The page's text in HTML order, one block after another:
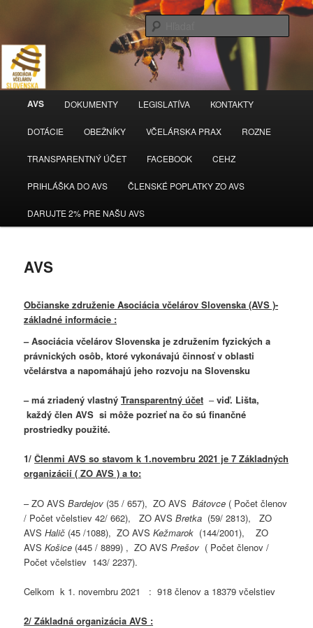
AVS
Preskočiť
na
primárny
AVS DOKUMENTY LEGISLATÍVA KONTAKTY
DOTÁCIE OBEŽNÍKY VČELÁRSKA PRAX ROZNE
TRANSPARENTNÝ ÚČET FACEBOOK CEHZ
PRIHLÁŠKA DO AVS ČLENSKÉ POPLATKY ZO AVS
DARUJTE 2% PRE NAŠU AVS
AVS
Občianske združenie Asociácia včelárov Slovenska (AVS )-
základné informácie :
–Asociácia včelárov Slovenska je združením fyzických a
právnických osôb, ktoré vykonávajú činnosť v oblasti
včelárstva a napomáhajú jeho rozvoju na Slovensku
– má zriadený vlastný Transparentný účet –viď. Lišta,
každý člen AVS si môže pozrieť na čo sú finančné
prostriedky použité.
1/Členmi AVS so stavom k 1.novembru 2021 je 7 Základných
organizácií ( ZO AVS ) a to:
– ZO AVSBardejov (35 / 657), ZO AVSBátovce ( Počet členov
/ Počet včelstiev 42/ 662), ZO AVSBretka (59/ 2813), ZO
AVSHalič (45 /1088), ZO AVSKežmarok (144/2001), ZO
AVSKošice (445 / 8899) , ZO AVSPrešov ( Počet členov /
Počet včelstiev 143/ 2237).
Celkom k 1. novembru 2021 : 918 členov a 18379 včelstiev
2/ Základná organizácia AVS :